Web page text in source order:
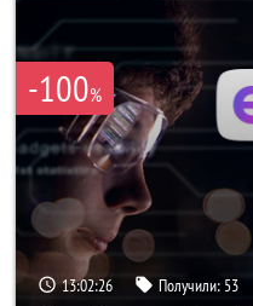
-100%
13:02:23 Получили: 53